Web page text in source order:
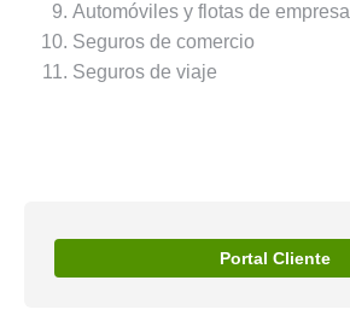
Automóviles y flotas de empresa
Seguros de comercio
Seguros de viaje
Portal Cliente